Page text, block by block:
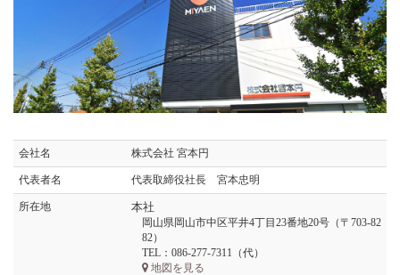
会社名 株式会社 宮本円
代表者名 代表取締役社長 宮本忠明
所在地 本社
岡山県岡山市中区平井4丁目23番地20号（〒703-82
82）
TEL： 086-277-7311（代）
地図を見る